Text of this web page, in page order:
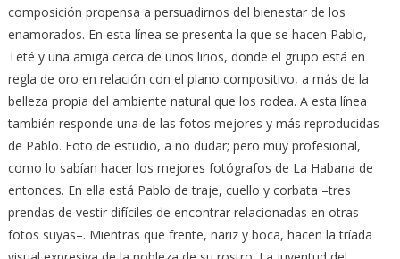
composición propensa a persuadirnos del bienestar de los
enamorados. En esta línea se presenta la que se hacen Pablo,
Teté y una amiga cerca de unos lirios, donde el grupo está en
regla de oro en relación con el plano compositivo, a más de la
belleza propia del ambiente natural que los rodea. A esta línea
también responde una de las fotos mejores y más reproducidas
de Pablo. Foto de estudio, a no dudar; pero muy profesional,
como lo sabían hacer los mejores fotógrafos de La Habana de
entonces. En ella está Pablo de traje, cuello y corbata –tres
prendas de vestir difíciles de encontrar relacionadas en otras
fotos suyas–. Mientras que frente, nariz y boca, hacen la tríada